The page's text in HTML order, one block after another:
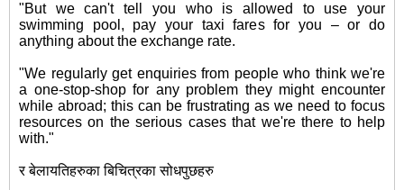
"But we can't tell you who is allowed to use your
swimming pool, pay your taxi fares for you – or do
anything about the exchange rate.
"We regularly get enquiries from people who think we're
a one-stop-shop for any problem they might encounter
while abroad; this can be frustrating as we need to focus
resources on the serious cases that we're there to help
with."
र बेलायतिहरुका बिचित्रका सोधपुछहरु